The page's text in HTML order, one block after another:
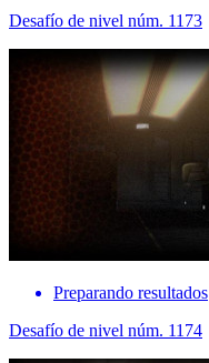
Desafío de nivel núm. 1173
Preparando resultados
Desafío de nivel núm. 1174